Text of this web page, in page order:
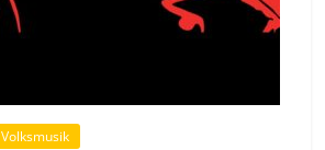
Volksmusik